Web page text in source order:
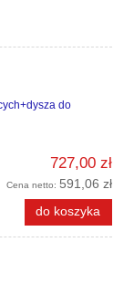
do
727,00 zł
Cena netto: 591,06 zł
do koszyka